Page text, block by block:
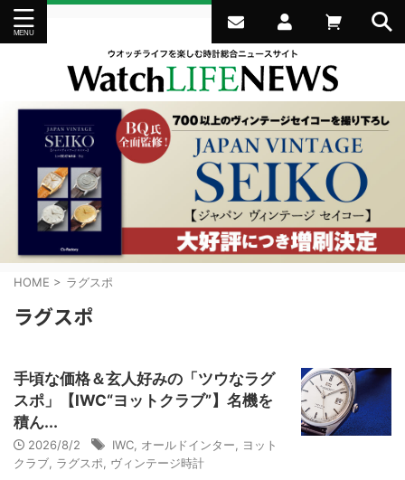
HOME > ラグスポ
ラグスポ
手頃な価格＆玄人好みの「ツウなラグ
スポ」【IWC“ヨットクラブ”】名機を
積ん...
2026/8/2 IWC オールドインター
ヨット
クラブ ラグスポ ヴィンテージ時計